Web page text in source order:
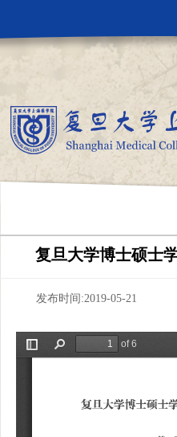
复旦大学博士硕士
发布时间:2019-